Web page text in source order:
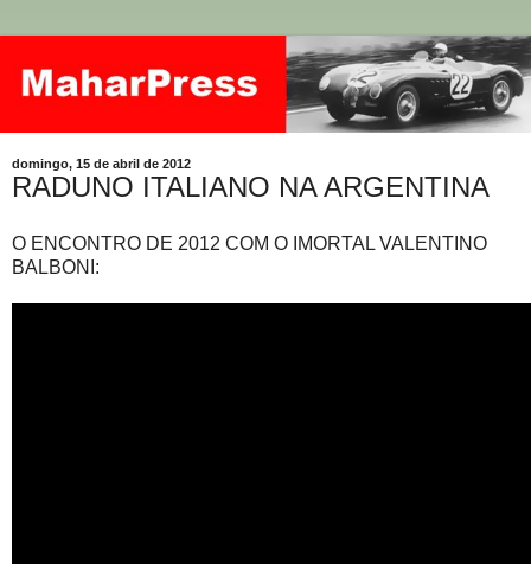
domingo, 15 de abril de 2012
RADUNO ITALIANO NA ARGENTINA
O ENCONTRO DE 2012 COM O IMORTAL VALENTINO
BALBONI: